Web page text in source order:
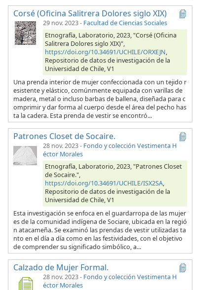
Corsé (Oficina Salitrera Dolores siglo XIX)
29 nov. 2023- Facultad de Ciencias Sociales
Etnografía, Laboratorio, 2023, "Corsé (Oficina
Salitrera Dolores siglo XIX)",
https://doi.org/10.34691/UCHILE/ORXEJN,
Repositorio de datos de investigación de la
Universidad de Chile, V1
Una prenda interior de mujer confeccionada con un tejido r
esistente y elástico, comúnmente equipada con varillas de
madera, metal o incluso barbas de ballena, diseñada para c
omprimir y dar forma al cuerpo desde el área del pecho has
ta la cadera. Esta prenda de vestir se encontró...
Patrones Closet de Socaire.
28 nov. 2023- Fondo y colección Vestimenta H
éctor Morales
Etnografía, Laboratorio, 2023, "Patrones Closet
de Socaire.",
https://doi.org/10.34691/UCHILE/ISX2SA,
Repositorio de datos de investigación de la
Universidad de Chile, V1
Esta investigación se enfoca en el guardarropa de las mujer
es de la comunidad indígena de Sociare, ubicada en la regió
n atacameña. Se examinó las prendas de vestir utilizadas ta
nto en el día a día como en las festividades, con el objetivo
de comprender su significado simbólico, a...
Calzado de Mujer Formal.
28 nov. 2023- Fondo y colección Vestimenta H
éctor Morales